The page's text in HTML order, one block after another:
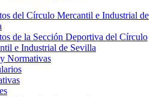
del Círculo Mercantil e Industrial de
de la Sección Deportiva del Círculo
e Industrial de Sevilla
Normativas